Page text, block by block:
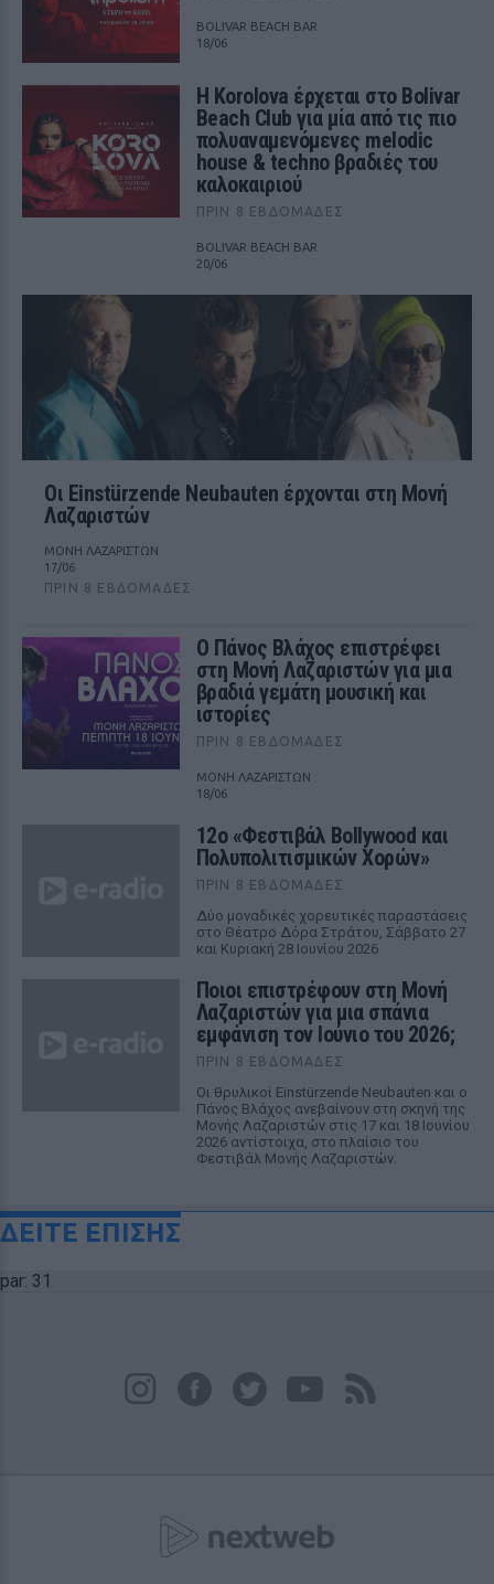
BOLIVAR BEACH BAR
18/06
Η Korolova έρχεται στο Bolivar
Beach Club για μία από τις πιο
πολυαναμενόμενες melodic
house & techno βραδιές του
καλοκαιριού
ΠΡΙΝ 8 ΕΒΔΟΜΆΔΕΣ
BOLIVAR BEACH BAR
20/06
Οι Einstürzende Neubauten έρχονται στη Μονή
Λαζαριστών
ΜΟΝΗ ΛΑΖΑΡΙΣΤΩΝ
17/06
ΠΡΙΝ 8 ΕΒΔΟΜΆΔΕΣ
Ο Πάνος Βλάχος επιστρέφει
στη Μονή Λαζαριστών για μια
βραδιά γεμάτη μουσική και
ιστορίες
ΠΡΙΝ 8 ΕΒΔΟΜΆΔΕΣ
ΜΟΝΗ ΛΑΖΑΡΙΣΤΩΝ
18/06
12ο «Φεστιβάλ Bollywood και
Πολυπολιτισμικών Χορών»
ΠΡΙΝ 8 ΕΒΔΟΜΆΔΕΣ
Δύο μοναδικές χορευτικές παραστάσεις
στο Θέατρο Δόρα Στράτου, Σάββατο 27
και Κυριακή 28 Ιουνίου 2026
Ποιοι επιστρέφουν στη Μονή
Λαζαριστών για μια σπάνια
εμφάνιση τον Ιούνιο του 2026;
ΠΡΙΝ 8 ΕΒΔΟΜΆΔΕΣ
Οι θρυλικοί Einstürzende Neubauten και ο
Πάνος Βλάχος ανεβαίνουν στη σκηνή της
Μονής Λαζαριστών στις 17 και 18 Ιουνίου
2026 αντίστοιχα, στο πλαίσιο του
Φεστιβάλ Μονής Λαζαριστών.
ΔΕΙΤΕ ΕΠΙΣΗΣ
par: 31